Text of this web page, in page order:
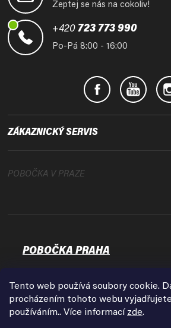
Tento web používá soubory cookie.
procházením tohoto webu
používáním.. Více informací zde.
Zeptej se nás na cokoliv!
+420 723 773 990
Po-Pá 8:00 - 16:00
ZÁKAZNICKÝ SERVIS
POBOČKA V PRAZE
POBOČKA PRAHA
17000 Praha - Holešovice
Zobrazit na mapě